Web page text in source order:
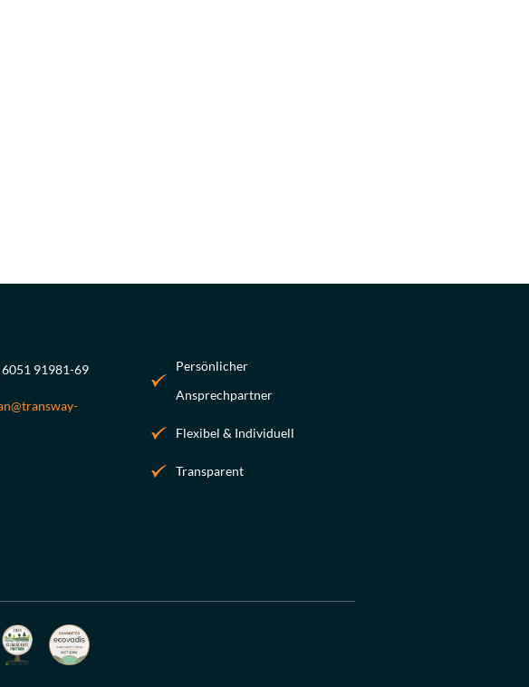
6051 91981-69
Persönlicher
Ansprechpartner
Flexibel & Individuell
Transparent